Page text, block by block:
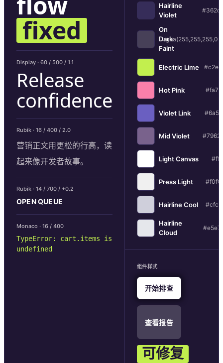
fixed
Display · 60 / 500 / 1.1
Release
confidence
Rubik · 16 / 400 / 2.0
营销正文用更松的行高，读
起来像开发者故事。
Rubik · 14 / 700 / +0.2
OPEN QUEUE
Monaco · 16 / 400
TypeError: cart.items is
undefined
Hairline
Violet
On
Dark
Faint
Electric Lime
Hot Pink
Violet Link
Mid Violet
Light Canvas
Press Light
Hairline Cool
Hairline
Cloud
组件样式
开始排查
查看报告
可修复